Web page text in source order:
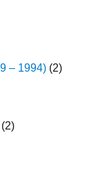
– 1994) (2)
(2)